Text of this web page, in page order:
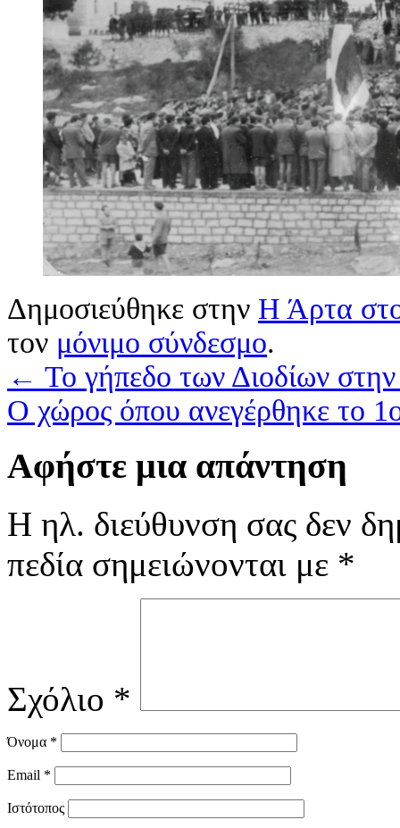
Δημοσιεύθηκε στην Η Άρτα
τον μόνιμο σύνδεσμο.
← Το γήπεδο των Διοδίων
Ο χώρος όπου ανεγέρθηκε το
Αφήστε μια απάντηση
Η ηλ. διεύθυνση σας δεν
πεδία σημειώνονται με *
Σχόλιο *
Όνομα *
Email *
Ιστότοπος